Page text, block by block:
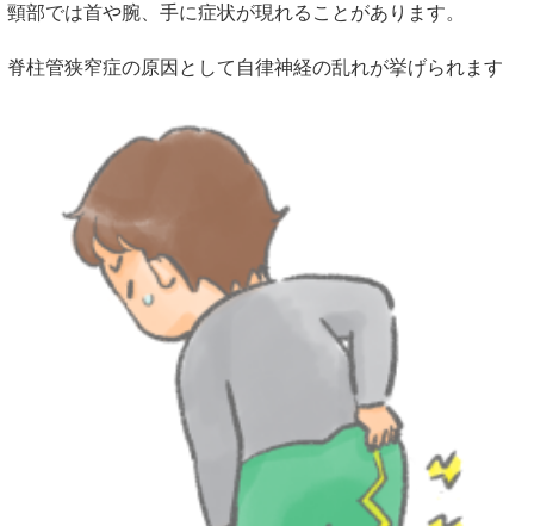
頸部では首や腕、手に症状が現れることがあります。
脊柱管狭窄症の原因として自律神経の乱れが挙げられます